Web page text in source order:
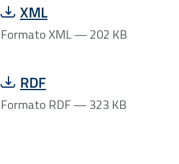
Scarica file Formato XML —
XML
Formato XML — 202 KB
Scarica file Formato RDF —
RDF
Formato RDF — 323 KB